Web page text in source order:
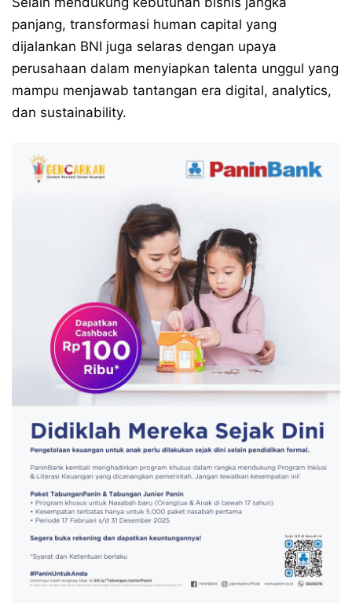
panjang, transformasi human capital yang
dijalankan BNI juga selaras dengan upaya
perusahaan dalam menyiapkan talenta unggul yang
mampu menjawab tantangan era digital, analytics,
dan sustainability.